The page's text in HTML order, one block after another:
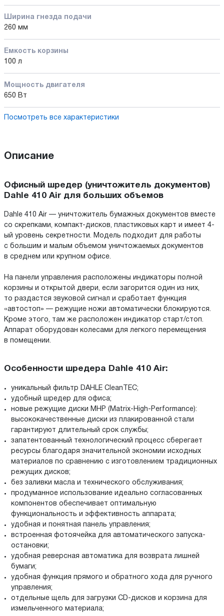
Ширина гнезда подачи
260 мм
Емкость корзины
100 л
Мощность двигателя
650 Вт
Посмотреть все характеристики
Описание
Офисный шредер (уничтожитель документов)
Dahle 410 Air для больших объемов
Dahle 410 Air — уничтожитель бумажных документов вместе
со скрепками, компакт-дисков, пластиковых карт и имеет 4-
ый уровень секретности. Модель подходит для работы
с большим и малым объемом уничтожаемых документов
в среднем или крупном офисе.
На панели управления расположены индикаторы полной
корзины и открытой двери, если загорится один из них,
то раздастся звуковой сигнал и сработает функция
«автостоп» — режущие ножи автоматически блокируются.
Кроме этого, там же расположен индикатор старт/стоп.
Аппарат оборудован колесами для легкого перемещения
в помещении.
Особенности шредера Dahle 410 Air:
уникальный фильтр DAHLE CleanTEC;
удобный шредер для офиса;
новые режущие диски MHP (Matrix-High-Performance):
высококачественные диски из плакированной стали
гарантируют длительный срок службы;
запатентованный технологический процесс сберегает
ресурсы благодаря значительной экономии исходных
материалов по сравнению с изготовлением традиционных
режущих дисков;
без заливки масла и технического обслуживания;
продуманное использование идеально согласованных
компонентов обеспечивает оптимальную
функциональность и эффективность аппарата;
удобная и понятная панель управления;
встроенная фотоячейка для автоматического запуска-
остановки;
удобная реверсная автоматика для возврата лишней
бумаги;
удобная функция прямого и обратного хода для ручного
управления;
отдельные щель для загрузки CD-дисков и корзина для
измельченного материала;